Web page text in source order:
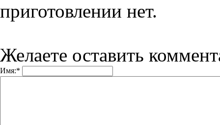
приготовлении нет.
Желаете оставить
Имя:*